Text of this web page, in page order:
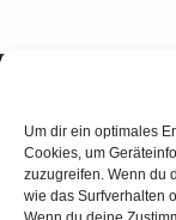
Um dir ein optimales
Cookies, um
zuzugreifen. Wenn du
wie das Surfverhalten